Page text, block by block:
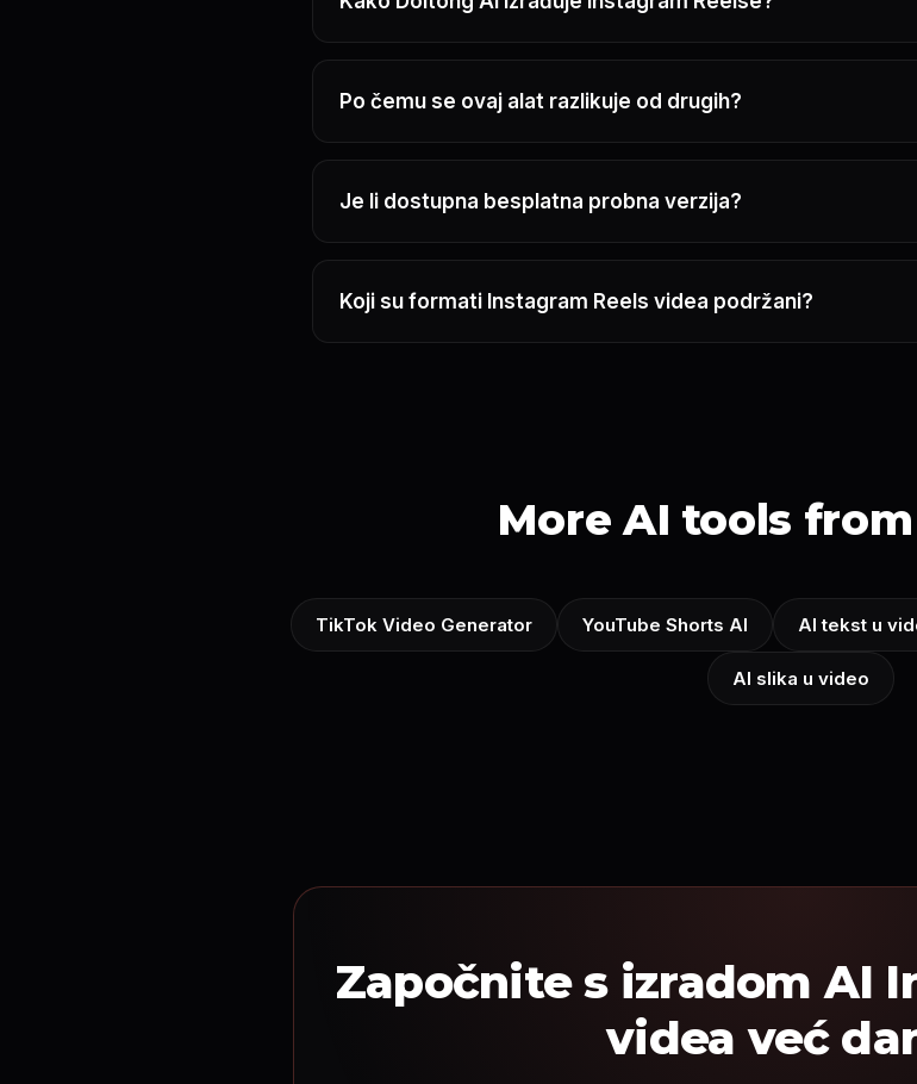
Po čemu se ovaj alat razlikuje od drugih?
Je li dostupna besplatna probna verzija?
Koji su formati Instagram Reels videa podržani?
More AI tools
TikTok Video Generator YouTube Shorts AI AI tekst u
AI slika u video
Započnite s izradom AI
videa već